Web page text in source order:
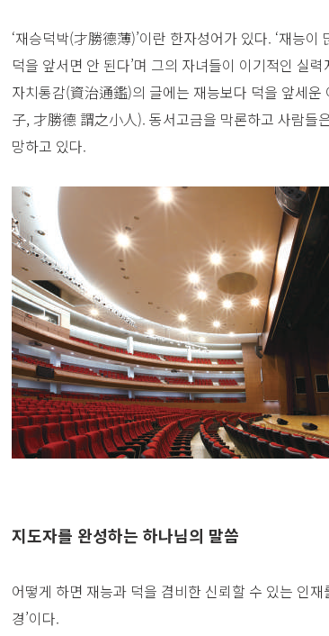
‘재승덕박(才勝德薄)’이란 한자성어가 있다. ‘재능
덕을 앞서면 안 된다’며 그의 자녀들이 이기적인 실
자치통감(資治通鑑)의 글에는 재능보다 덕을 앞세
子, 才勝德 謂之小人). 동서고금을 막론하고 사람들
망하고 있다.
지도자를 완성하는 하나님의 말씀
어떻게 하면 재능과 덕을 겸비한 신뢰할 수 있는 인
경’이다.